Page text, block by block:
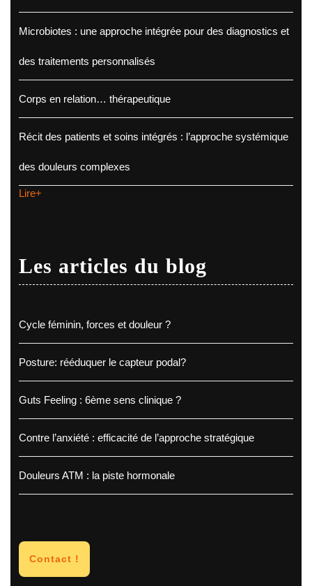
Microbiotes : une approche intégrée pour des diagnostics et
des traitements personnalisés
Corps en relation… thérapeutique
Récit des patients et soins intégrés : l’approche systémique
des douleurs complexes
Lire+
Les articles du blog
Cycle féminin, forces et douleur ?
Posture: rééduquer le capteur podal?
Guts Feeling : 6ème sens clinique ?
Contre l’anxiété : efficacité de l’approche stratégique
Douleurs ATM : la piste hormonale
Contact !